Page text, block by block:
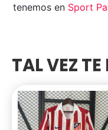
tenemos en Sport
TAL VEZ